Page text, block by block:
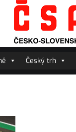
Český trh